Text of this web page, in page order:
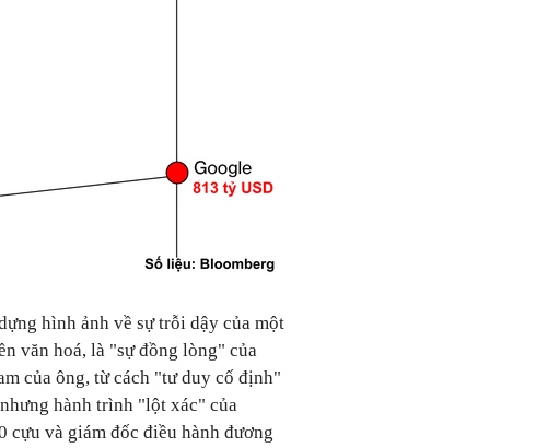
hình ảnh về sự trỗi dậy của một
văn hoá, là "sự đồng lòng" của
của ông, từ cách "tư duy cố định"
hành trình "lột xác" của
và giám đốc điều hành đương